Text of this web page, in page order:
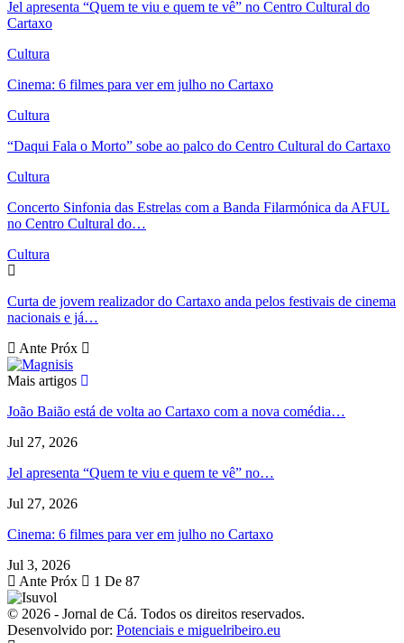
Jel apresenta “Quem te viu e quem te vê” no Centro Cultural do
Cartaxo
Cultura
Cinema: 6 filmes para ver em julho no Cartaxo
Cultura
“Daqui Fala o Morto” sobe ao palco do Centro Cultural do Cartaxo
Cultura
Concerto Sinfonia das Estrelas com a Banda Filarmónica da AFUL
no Centro Cultural do…
Cultura
Curta de jovem realizador do Cartaxo anda pelos festivais de cinema
nacionais e já…
Ante Próx
Mais artigos
João Baião está de volta ao Cartaxo com a nova comédia…
Jul 27, 2026
Jel apresenta “Quem te viu e quem te vê” no…
Jul 27, 2026
Cinema: 6 filmes para ver em julho no Cartaxo
Jul 3, 2026
Ante Próx 1 De 87
© 2026 - Jornal de Cá. Todos os direitos reservados.
Desenvolvido por: Potenciais e miguelribeiro.eu